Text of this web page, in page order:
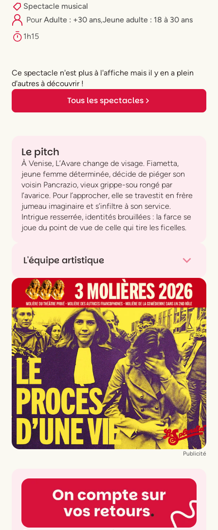
Spectacle musical
PourAdulte : +30 ans,⁠Jeune adulte : 18 à 30 ans
1h15
Ce spectacle n'est plus à l'affiche mais il y en a plein
d'autres à découvrir !
Tous les spectacles
Le pitch
À Venise, L’Avare change de visage. Fiametta,
jeune femme déterminée, décide de piéger son
voisin Pancrazio, vieux grippe-sou rongé par
l’avarice. Pour l’approcher, elle se travestit en frère
jumeau imaginaire et s’infiltre à son service.
Intrigue resserrée, identités brouillées : la farce se
joue du point de vue de celle qui tire les ficelles.
L'équipe artistique
Musique Francesco Gasparini
Livret, d’aprèsL’Avarede MolièreMatteo Salvi
Mise en scèneThéophile Gasselin
Direction musicaleVincent Dumestre
Scénographie et assistanat à la mise en scène
Louise Caron
Costumes
Alain Blanchot
Lumières Christophe Naillet
AvecÉva Zaïcik, Victor Sicard, Serge
Goubioud, Stefano Amori
Avecl’Orchestre du Poème Harmonique Publicité